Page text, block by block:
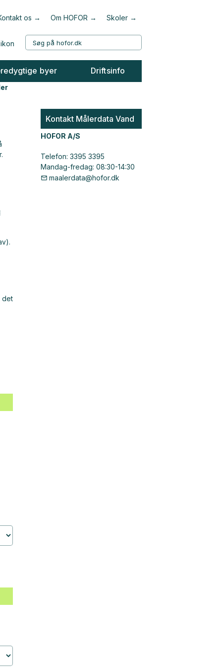
os Om HOFOR Skoler
byer Driftsinfo
det
Kontakt Målerdata Vand
HOFOR A/S
Telefon: 3395 3395
Mandag-fredag: 08:30-14:30
maalerdata@hofor.dk